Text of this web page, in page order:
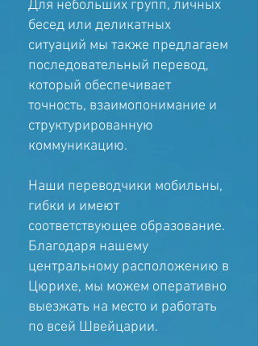
Для небольших групп, личных
бесед или деликатных
ситуаций мы также предлагаем
последовательный перевод,
который обеспечивает
точность, взаимопонимание и
структурированную
коммуникацию.
Наши переводчики мобильны,
гибки и имеют
соответствующее образование.
Благодаря нашему
центральному расположению в
Цюрихе, мы можем оперативно
выезжать на место и работать
по всей Швейцарии.